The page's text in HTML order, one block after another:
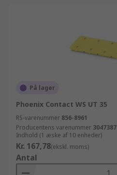
På lager
Phoenix Contact WS UT 35
RS-varenummer 856-8961
Producentens varenummer 3047387
Indhold (1 æske af 10 enheder)
Kr. 167,78(ekskl. moms)
Antal